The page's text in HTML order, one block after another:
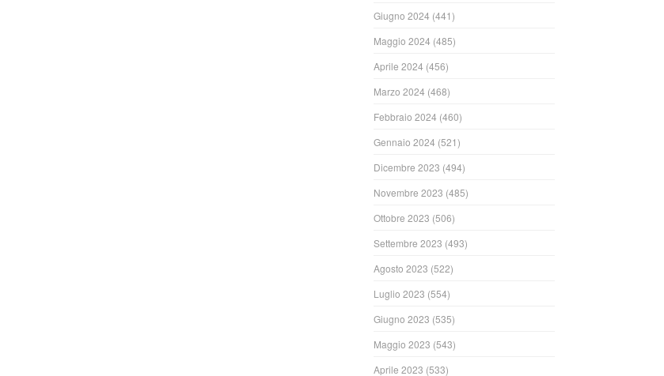
Giugno 2024 (441)
Maggio 2024 (485)
Aprile 2024 (456)
Marzo 2024 (468)
Febbraio 2024 (460)
Gennaio 2024 (521)
Dicembre 2023 (494)
Novembre 2023 (485)
Ottobre 2023 (506)
Settembre 2023 (493)
Agosto 2023 (522)
Luglio 2023 (554)
Giugno 2023 (535)
Maggio 2023 (543)
Aprile 2023 (533)